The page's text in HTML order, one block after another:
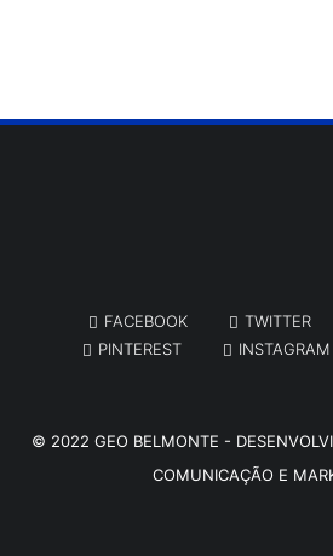
FACEBOOK TWITTER
PINTEREST
INSTAGRAM
© 2022 GEO BELMONTE -
COMUNICAÇÃO E